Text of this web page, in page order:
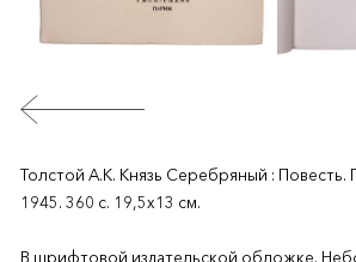
Толстой А.К. Князь Серебряный : Повесть.
1945. 360 с. 19,5х13 см.
В шрифтовой издательской обложке.